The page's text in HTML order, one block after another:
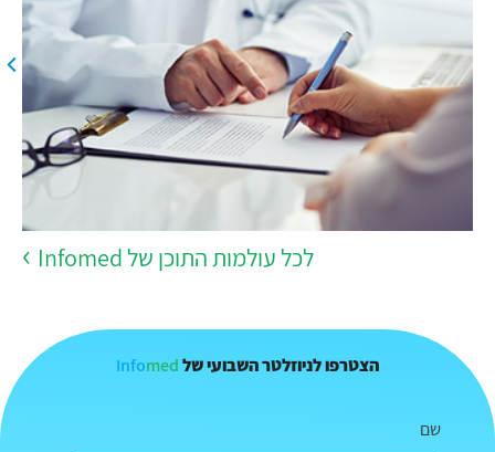
לכל עולמות התוכן של Infomed
הצטרפו לניוזלטר השבועי של Infomed
שם